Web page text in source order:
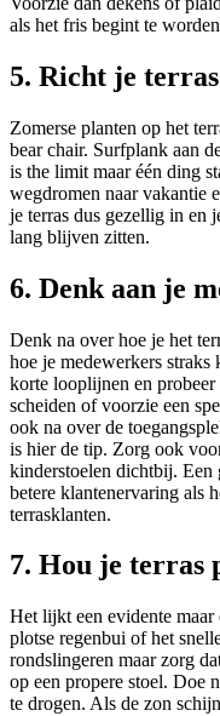
als het fris begint te
5. Richt je
Zomerse planten op het
bear chair. Surfplank aan
is the limit maar één ding
wegdromen naar vakantie
je terras dus gezellig in en
lang blijven zitten.
6. Denk aan je
Denk na over hoe je het
hoe je medewerkers
korte looplijnen en probeer
scheiden of voorzie een
ook na over de
is hier de tip. Zorg ook
kinderstoelen dichtbij. Een
betere klantenervaring als
terrasklanten.
7. Hou je terras
Het lijkt een evidente
plotse regenbui of het
rondslingeren maar zorg
op een propere stoel. Doe
te drogen. Als de zon